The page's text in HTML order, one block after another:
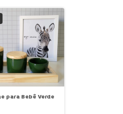
para Bebê Verde